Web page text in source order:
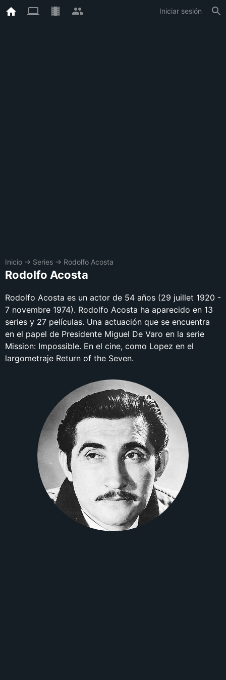
Iniciar sesión
Inicio → Series → Rodolfo Acosta
Rodolfo Acosta
Rodolfo Acosta es un actor de 54 años (29 juillet 1920 -
7 novembre 1974). Rodolfo Acosta ha aparecido en 13
series y 27 películas. Una actuación que se encuentra
en el papel de Presidente Miguel De Varo en la serie
Mission: Impossible. En el cine, como Lopez en el
largometraje Return of the Seven.